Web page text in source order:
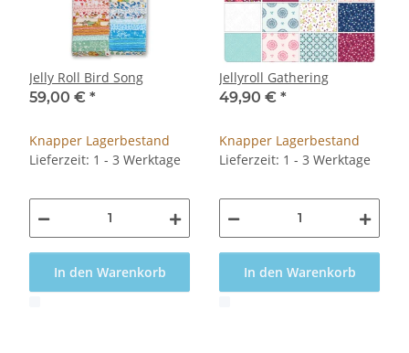
Jelly Roll Bird Song
59,00 € *
Knapper Lagerbestand
Lieferzeit: 1 - 3 Werktage
In den Warenkorb
Jellyroll Gathering
49,90 € *
Knapper Lagerbestand
Lieferzeit: 1 - 3 Werktage
In den Warenkorb